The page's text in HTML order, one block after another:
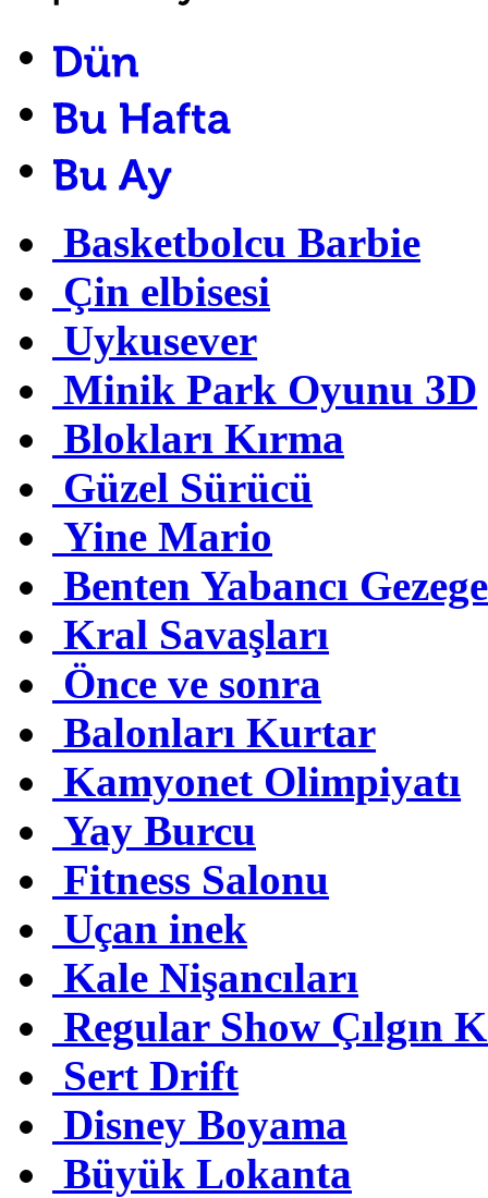
Basketbolcu Barbie
Çin elbisesi
Uykusever
Minik Park Oyunu 3D
Blokları Kırma
Güzel Sürücü
Yine Mario
Benten Yabancı
Kral Savaşları
Önce ve sonra
Balonları Kurtar
Kamyonet Olimpiyatı
Yay Burcu
Fitness Salonu
Uçan inek
Kale Nişancıları
Regular Show Çılgın
Sert Drift
Disney Boyama
Büyük Lokanta